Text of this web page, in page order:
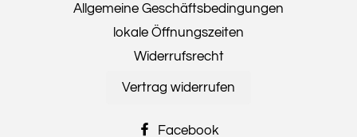
Allgemeine Geschäftsbedingungen
lokale Öffnungszeiten
Widerrufsrecht
Vertrag widerrufen
Facebook